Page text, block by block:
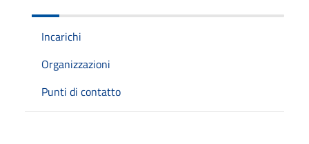
Incarichi
Organizzazioni
Punti di contatto